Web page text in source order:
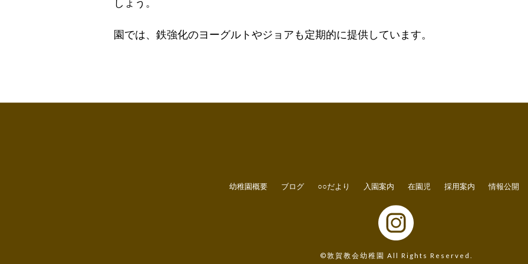
しょう。
園では、鉄強化のヨーグルトやジョアも定期的に提供しています。
幼稚園概要 ブログ ○○だより 入園案内 在園児 採用案内 情報公開
©敦賀教会幼稚園 All Rights Reserved.